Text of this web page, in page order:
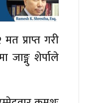
प्राप्त गरी
जाङ्मु शेर्पाले